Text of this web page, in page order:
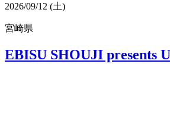
2026/09/12 (土)
宮崎県
EBISU SHOUJI presents